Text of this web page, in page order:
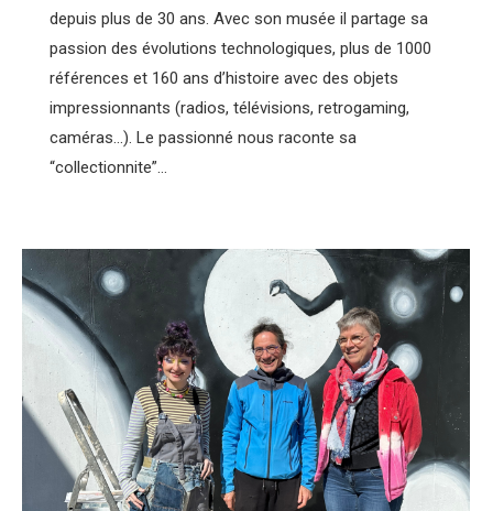
depuis plus de 30 ans. Avec son musée il partage sa
passion des évolutions technologiques, plus de 1000
références et 160 ans d’histoire avec des objets
impressionnants (radios, télévisions, retrogaming,
caméras…). Le passionné nous raconte sa
“collectionnite”…